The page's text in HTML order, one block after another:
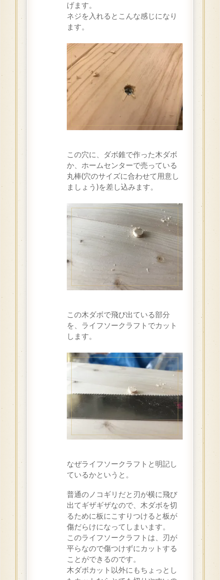
げます。
ネジを入れるとこんな感じになり
ます。
この穴に、ダボ錐で作った木ダボ
か、ホームセンターで売っている
丸棒(穴のサイズに合わせて用意し
ましょう)を差し込みます。
この木ダボで飛び出ている部分
を、ライフソークラフトでカット
します。
なぜライフソークラフトと明記し
ているかというと。
普通のノコギリだと刃が横に飛び
出てギザギザなので、木ダボを切
るために板にこすりつけると板が
傷だらけになってしまいます。
このライフソークラフトは、刃が
平らなので傷つけずにカットする
ことができるのです。
木ダボカット以外にもちょっとし